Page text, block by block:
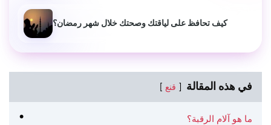
كيف تحافظ على لياقتك وصحتك خلال شهر رمضان؟
في هذه المقالة قنع
ما هو آلام الرقبة؟